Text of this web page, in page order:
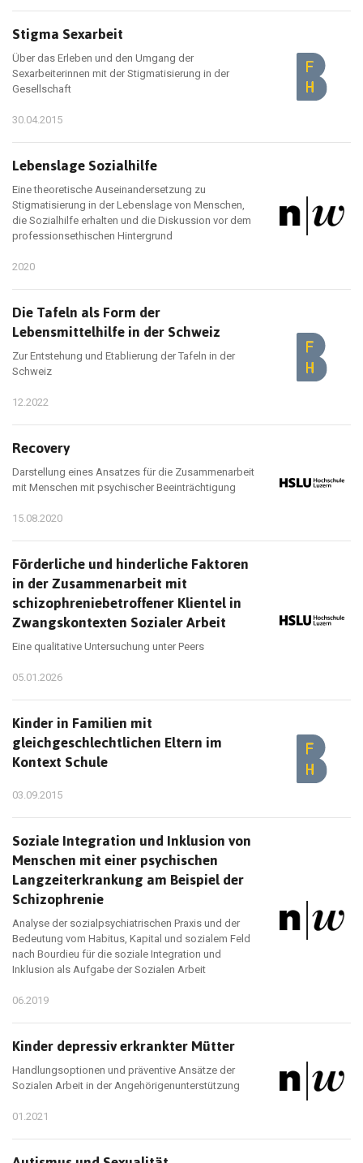
Stigma Sexarbeit
Über das Erleben und den Umgang der
Sexarbeiterinnen mit der Stigmatisierung in der
Gesellschaft
30.04.2015
Lebenslage Sozialhilfe
Eine theoretische Auseinandersetzung zu
Stigmatisierung in der Lebenslage von Menschen,
die Sozialhilfe erhalten und die Diskussion vor dem
professionsethischen Hintergrund
2020
Die Tafeln als Form der
Lebensmittelhilfe in der Schweiz
Zur Entstehung und Etablierung der Tafeln in der
Schweiz
12.2022
Recovery
Darstellung eines Ansatzes für die Zusammenarbeit
mit Menschen mit psychischer Beeinträchtigung
15.08.2020
Förderliche und hinderliche Faktoren
in der Zusammenarbeit mit
schizophreniebetroffener Klientel in
Zwangskontexten Sozialer Arbeit
Eine qualitative Untersuchung unter Peers
05.01.2026
Kinder in Familien mit
gleichgeschlechtlichen Eltern im
Kontext Schule
03.09.2015
Soziale Integration und Inklusion von
Menschen mit einer psychischen
Langzeiterkrankung am Beispiel der
Schizophrenie
Analyse der sozialpsychiatrischen Praxis und der
Bedeutung vom Habitus, Kapital und sozialem Feld
nach Bourdieu für die soziale Integration und
Inklusion als Aufgabe der Sozialen Arbeit
06.2019
Kinder depressiv erkrankter Mütter
Handlungsoptionen und präventive Ansätze der
Sozialen Arbeit in der Angehörigenunterstützung
01.2021